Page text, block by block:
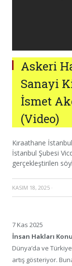
Askeri
Sanayi
İsmet
(Video)
Kıraathane
İstanbul Şubesi
gerçekleştirilen
KASIM 18, 2025 ·
7 Kas 2025
İnsan Hakları
Dünya’da ve
artış gösteriyor.